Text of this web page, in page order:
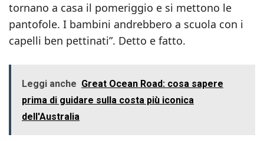
tornano a casa il pomeriggio e si mettono le
pantofole. I bambini andrebbero a scuola con i
capelli ben pettinati”. Detto e fatto.
Leggi anche Great Ocean Road: cosa sapere
prima di guidare sulla costa più iconica
dell'Australia